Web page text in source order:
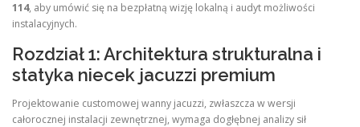
114, aby umówić się na bezpłatną wizję lokalną i audyt możliwości
instalacyjnych.
Rozdział 1: Architektura strukturalna i
statyka niecek jacuzzi premium
Projektowanie customowej wanny jacuzzi, zwłaszcza w wersji
całorocznej instalacji zewnętrznej, wymaga dogłębnej analizy sił